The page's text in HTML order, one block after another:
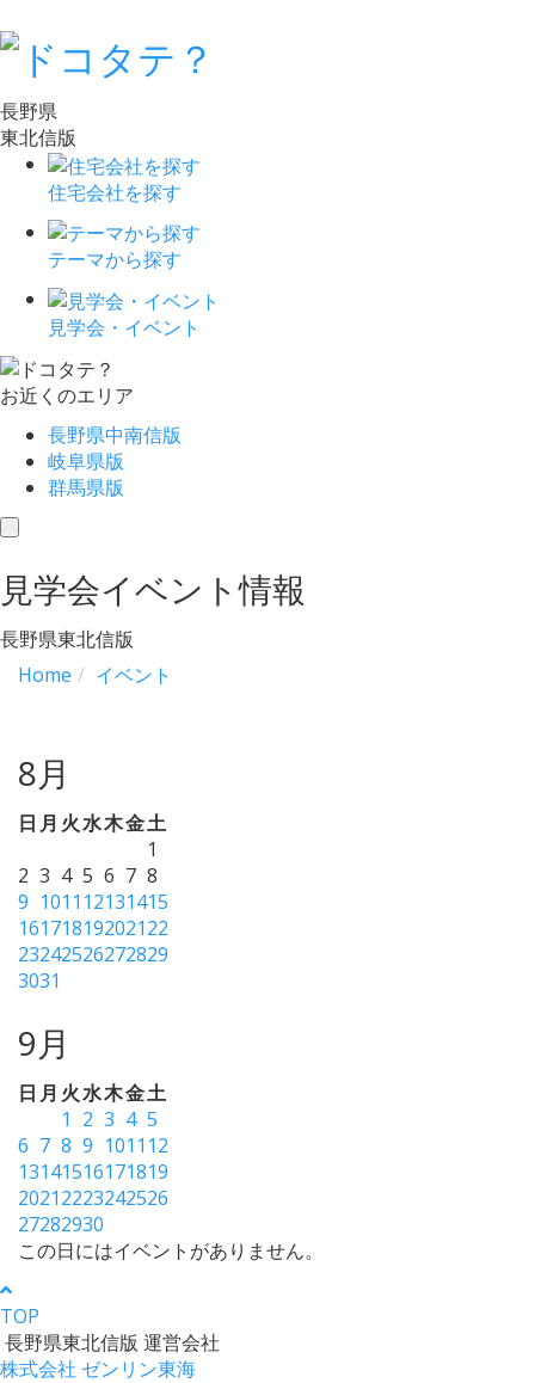
長野県
東北信版
住宅会社を探す
テーマから探す
見学会・イベント
お近くのエリア
長野県中南信版
岐阜県版
群馬県版
toggle
見学会イベント情報
長野県東北信版
Home
イベント
8月
日 月 火水木金土
1
2 3 4 5 6 7 8
9 1011 12131415
16171819202122
23242526272829
3031
9月
日 月 火水木金土
1 2 3 4 5
6 7 8 9 1011 12
13141516171819
20212223242526
27282930
この日にはイベントがありません。
TOP
長野県東北信版 運営会社
株式会社 ゼンリン東海